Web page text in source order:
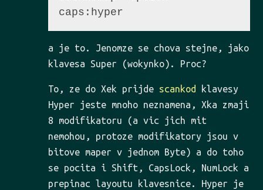
a je to. Jenomze se chova stejne, jako
klavesa Super (wokynko). Proc?
To, ze do Xek prijde scankod
klavesy
Hyper jeste mnoho neznamena, Xka zmaji
8 modifikatoru (a vic jich mit
nemohou, protoze modifikatory jsou v
bitove maper v jednom Byte) a do toho
se pocita i Shift, CapsLock, NumLock a
prepinac layoutu klavesnice. Hyper je